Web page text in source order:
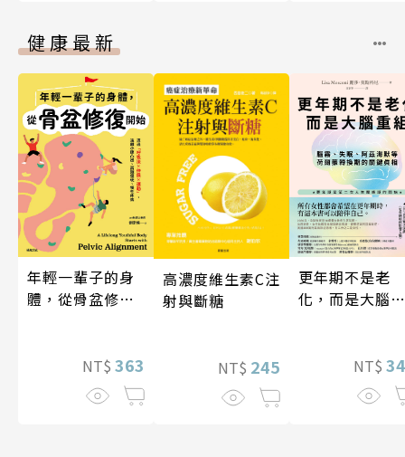
健康最新
年輕一輩子的身
體，從骨盆修復
動」，遠離小腹
凸出、肩頸僵
硬、慢性疼痛
NT$ 363
高濃度維生素C注
射與斷糖
NT$ 245
更年期不是老
化，而是大腦重
NT$